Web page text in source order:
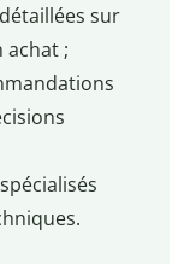
sur
achat ;